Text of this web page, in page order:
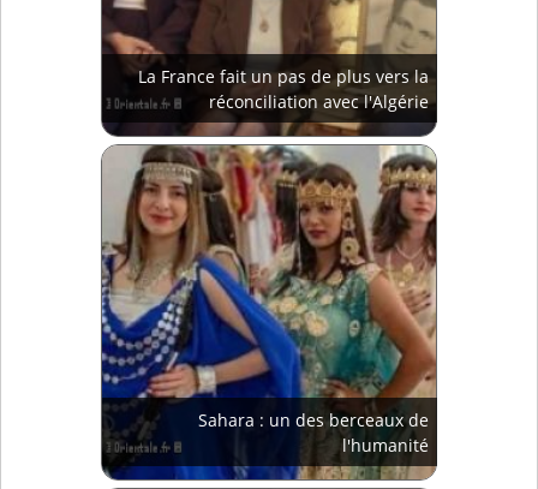
La France fait un pas de plus vers la
réconciliation avec l'Algérie
Sahara : un des berceaux de
l'humanité